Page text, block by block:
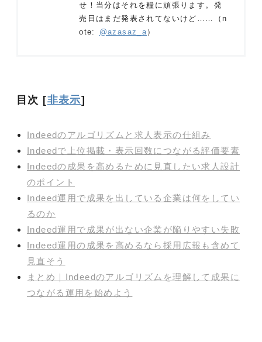
せ！当分はそれを糧に頑張ります。発
売日はまだ発表されてないけど……（n
ote:
@azasaz_a）
目次 [非表示]
Indeedのアルゴリズムと求人表示の仕組み
Indeedで上位掲載・表示回数につながる評価要素
Indeedの成果を高めるために見直したい求人設計
のポイント
Indeed運用で成果を出している企業は何をしてい
るのか
Indeed運用で成果が出ない企業が陥りやすい失敗
Indeed運用の成果を高めるなら採用広報も含めて
見直そう
まとめ｜Indeedのアルゴリズムを理解して成果に
つながる運用を始めよう